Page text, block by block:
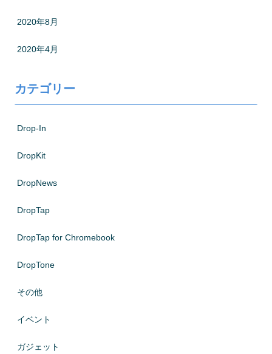
2020年8月
2020年4月
カテゴリー
Drop-In
DropKit
DropNews
DropTap
DropTap for Chromebook
DropTone
その他
イベント
ガジェット